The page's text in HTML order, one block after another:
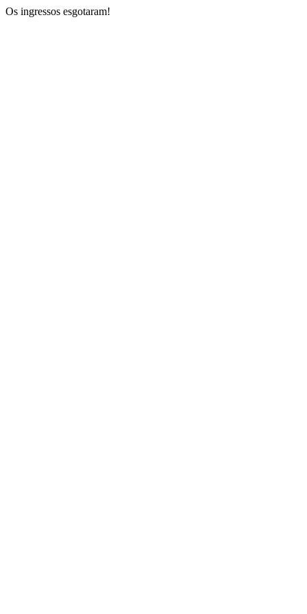
Os ingressos esgotaram!